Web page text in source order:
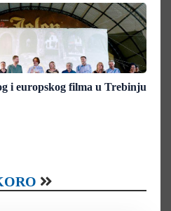
i europskog filma u Trebinju